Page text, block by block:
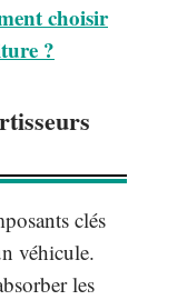
choisir
?
clés
véhicule.
les